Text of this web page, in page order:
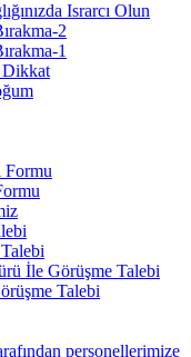
Israrcı Olun
2
1
Dikkat
Formu
İle Görüşme Talebi
Talebi
personellerimize